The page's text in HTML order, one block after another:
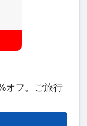
オフ。ご旅行